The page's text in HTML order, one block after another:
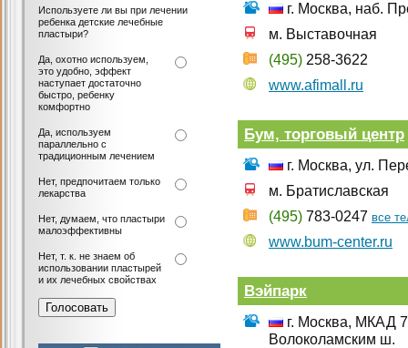
г. Москва, наб.
м. Выставочная
(495) 258-3622
www.afimall.ru
Бум, торговый центр
г. Москва, ул.
м. Братиславская
(495) 783-0247 все
www.bum-center.ru
Вэйпарк
г. Москва, МКАД
Волоколамским ш.
Используете ли вы при лечении
ребенка детские лечебные
пластыри?
Да, охотно используем,
это удобно, эффект
наступает достаточно
быстро, ребенку
комфортно
Да, используем
параллельно с
традиционным лечением
Нет, предпочитаем только
лекарства
Нет, думаем, что пластыри
малоэффективны
Нет, т. к. не знаем об
использовании пластырей
и их лечебных свойствах